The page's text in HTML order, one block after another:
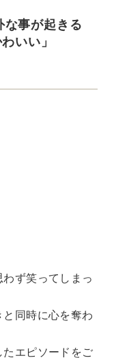
な事が起きる
いい」
ず笑ってしまっ
同時に心を奪わ
エピソードをご